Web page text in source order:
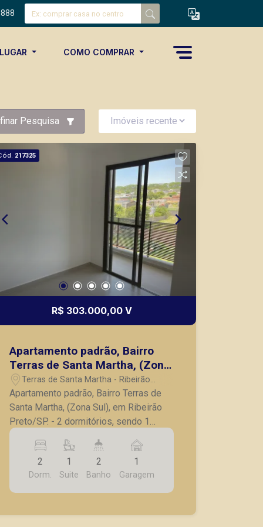
COMO COMPRAR
Pesquisa
217325
R$ 303.000,00 V
Apartamento padrão, Bairro
Terras de Santa Martha, (Zona
Sul), em Ribeirão Preto/SP.
Terras de Santa Martha - Ribeirão
Preto/SP
Apartamento padrão, Bairro Terras de
Santa Martha, (Zona Sul), em Ribeirão
Preto/SP. - 2 dormitórios, sendo 1
suíte; - Sala para 2 ambientes; -
Banheiro social; - Sacada com vista
livre; - Cozinha; - Área de serviço; - 1
vaga de garagem. A Piramid tem como
objetivo atender seus clientes com
2
Dorm.
1
Suite
2
Banho
1
Garagem